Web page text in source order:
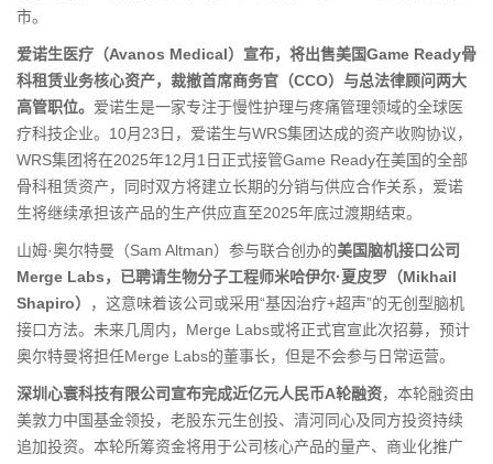
市。
爱诺生医疗（Avanos Medical）宣布，将出售美国Game Ready骨
科租赁业务核心资产，裁撤首席商务官（CCO）与总法律顾问两大
高管职位。 爱诺生是一家专注于慢性护理与疼痛管理领域的全球医
疗科技企业。10月23日，爱诺生与WRS集团达成的资产收购协议，
WRS集团将在2025年12月1日正式接管Game Ready在美国的全部
骨科租赁资产，同时双方将建立长期的分销与供应合作关系，爱诺
生将继续承担该产品的生产供应直至2025年底过渡期结束。
山姆·奥尔特曼（Sam Altman）参与联合创办的美国脑机接口公司
Merge Labs，已聘请生物分子工程师米哈伊尔·夏皮罗（Mikhail
Shapiro）
，这意味着该公司或采用“基因治疗+超声”的无创型脑机
接口方法。未来几周内，Merge Labs或将正式官宣此次招募，预计
奥尔特曼将担任Merge Labs的董事长，但是不会参与日常运营。
深圳心寰科技有限公司宣布完成近亿元人民币A轮融资，本轮融资由
美敦力中国基金领投，老股东元生创投、清河同心及同方投资持续
追加投资。本轮所筹资金将用于公司核心产品的量产、商业化推广